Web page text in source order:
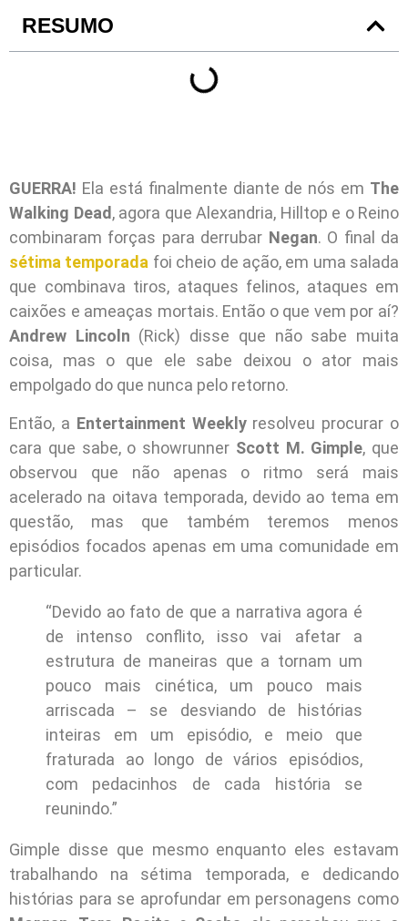
RESUMO
GUERRA! Ela está finalmente diante de nós em The
Walking Dead, agora que Alexandria, Hilltop e o Reino
combinaram forças para derrubar Negan. O final da
sétima temporada foi cheio de ação, em uma salada
que combinava tiros, ataques felinos, ataques em
caixões e ameaças mortais. Então o que vem por aí?
Andrew Lincoln (Rick) disse que não sabe muita
coisa, mas o que ele sabe deixou o ator mais
empolgado do que nunca pelo retorno.
Então, a Entertainment Weeklyresolveu procurar o
cara que sabe, o showrunner Scott M. Gimple, que
observou que não apenas o ritmo será mais
acelerado na oitava temporada, devido ao tema em
questão, mas que também teremos menos
episódios focados apenas em uma comunidade em
particular.
“Devido ao fato de que a narrativa agora é
de intenso conflito, isso vai afetar a
estrutura de maneiras que a tornam um
pouco mais cinética, um pouco mais
arriscada – se desviando de histórias
inteiras em um episódio, e meio que
fraturada ao longo de vários episódios,
com pedacinhos de cada história se
reunindo.”
Gimple disse que mesmo enquanto eles estavam
trabalhando na sétima temporada, e dedicando
histórias para se aprofundar em personagens como